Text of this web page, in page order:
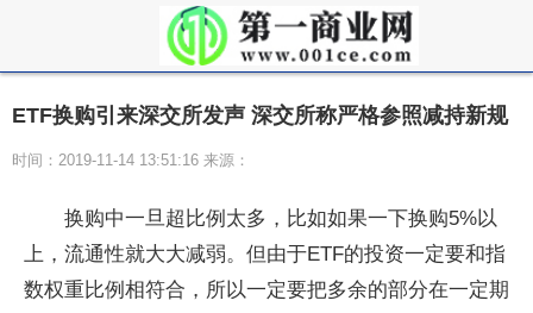
ETF换购引来深交所发声 深交所称严格参照减持新规
时间：2019-11-14 13:51:16 来源：
换购中一旦超比例太多，比如如果一下换购5%以
上，流通性就大大减弱。但由于ETF的投资一定要和指
数权重比例相符合，所以一定要把多余的部分在一定期